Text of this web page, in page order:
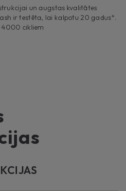
un augstas kvalitātes
ir testēta, lai kalpotu 20 gadus*.
4000 cikliem